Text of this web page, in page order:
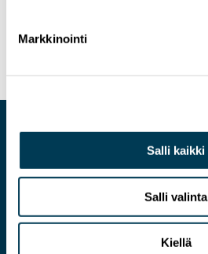
Markkinointi
Salli kaikki
Salli valinta
Kiellä
Europe – Not Entangle It